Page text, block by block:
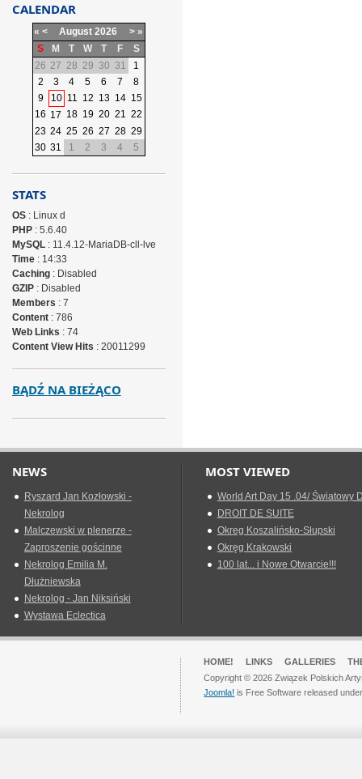
CALENDAR
« < August 2026 > »
S
M T W T F
S
26 27 28 29 30 31
1
2
3 4 5 6 7
8
9
10 11 12 13 14 15
16 17 18 19 20 21 22
23 24 25 26 27 28 29
30 31 1 2 3 4 5
STATS
OS: Linux d
PHP: 5.6.40
MySQL: 11.4.12-MariaDB-cll-lve
Time: 14:33
Caching: Disabled
GZIP: Disabled
Members : 7
Content: 786
Web Links : 74
Content View Hits : 20011299
BĄDŹ NA BIEŻĄCO
NEWS
Ryszard Jan Kozłowski -
Nekrolog
Malczewski w plenerze -
Zaproszenie gościnne
Nekrolog Emilia M.
Dłużniewska
Nekrolog - Jan Niksiński
Wystawa Eclectica
MOST VIEWED
World Art Day 15 .04/ Światowy
DROIT DE SUITE
Okreg Koszalińsko-Słupski
Okręg Krakowski
100 lat... i Nowe Otwarcie!!!
HOME! LINKS GALLERIES
Copyright © 2026 Związek Polskich
Joomla! is Free Software released